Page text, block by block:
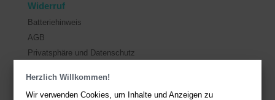
Herzlich Willkommen!
Wir verwenden Cookies, um Inhalte und Anzeigen zu
Widerruf
Batteriehinweis
AGB
Privatsphäre und Datenschutz